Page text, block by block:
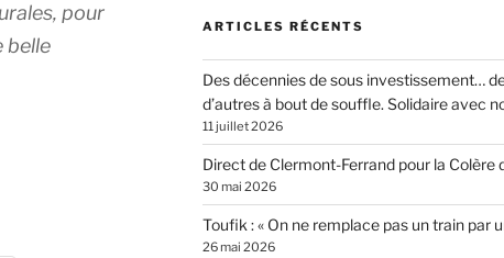
pour
belle
ARTICLES RÉCENTS
Des décennies de sous investissement…
d’autres à bout de souffle. Solidaire avec
11 juillet 2026
Direct de Clermont-Ferrand pour la Colère
30 mai 2026
Toufik : « On ne remplace pas un train par
26 mai 2026